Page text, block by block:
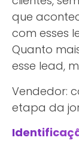
que
com esses
Quanto
esse lead,
Vendedor:
etapa da